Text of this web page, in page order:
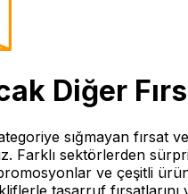
Diğer
sığmayan fırsat
Farklı sektörlerden
ve çeşitli
tasarruf fırsatlarını